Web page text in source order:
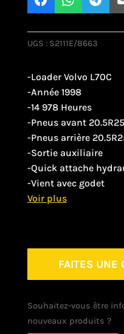
UGS : S2111E/8663
-Loader Volvo L70C
-Année 1998
-14 978 Heures
-Pneus avant
-Pneus arrière
-Sortie auxiliaire
-Quick attache
-Vient avec godet
FAITES UNE
Souhaitez-vous être
nouveaux produits ?